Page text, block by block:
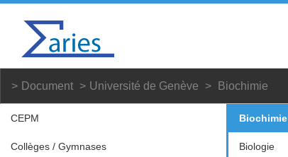
Document Université de Genève Biochimie
CEPM
Collèges / Gymnases
Biochimie
Biologie